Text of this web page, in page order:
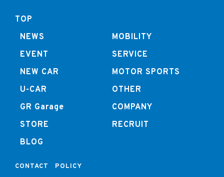
TOP
NEWS
EVENT
NEW CAR
U-CAR
GR Garage
STORE
BLOG
MOBILITY
SERVICE
MOTOR SPORTS
OTHER
COMPANY
RECRUIT
CONTACT
POLICY